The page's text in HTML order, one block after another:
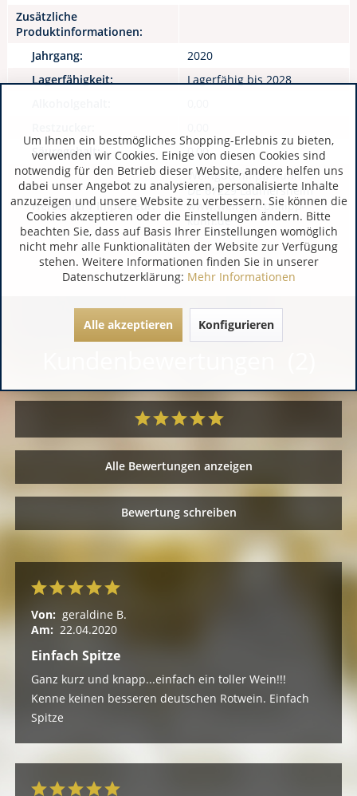
Zusätzliche
Produktinformationen:
Jahrgang:
2020
Lagerfähigkeit:
Lagerfähig bis 2028
Säuregehalt:
0,00
Hersteller / Importeur:
WeingutPhilipp Kuhn
DE 67229 Laumersheim
www.weingut-philipp-
kuhn.de
Alle Bewertungen anzeigen
Bewertung schreiben
Von: geraldine B.
Am: 22.04.2020
Einfach Spitze
Ganz kurz und knapp...einfach ein toller Wein!!!
Kenne keinen besseren deutschen Rotwein. Einfach
Spitze
Um Ihnen ein bestmögliches Shopping-Erlebnis zu bieten,
verwenden wir Cookies. Einige von diesen Cookies sind
notwendig für den Betrieb dieser Website, andere helfen uns
dabei unser Angebot zu analysieren, personalisierte Inhalte
anzuzeigen und unsere Website zu verbessern. Sie können die
Cookies akzeptieren oder die Einstellungen ändern. Bitte
beachten Sie, dass auf Basis Ihrer Einstellungen womöglich
nicht mehr alle Funktionalitäten der Website zur Verfügung
stehen. Weitere Informationen finden Sie in unserer
Datenschutzerklärung: Mehr Informationen
Alle akzeptieren Konfigurieren